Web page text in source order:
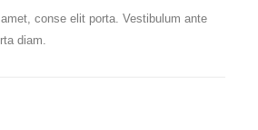
conse elit porta. Vestibulum ante
diam.